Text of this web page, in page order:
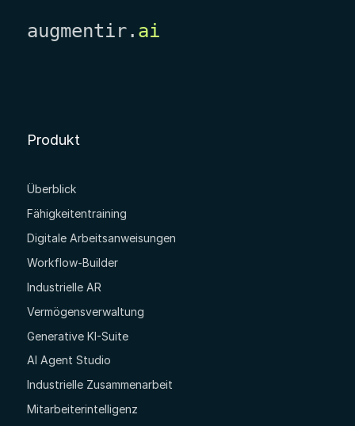
augmentir. ai
Produkt
Überblick
Fähigkeitentraining
Digitale Arbeitsanweisungen
Workflow-Builder
Industrielle AR
Vermögensverwaltung
Generative KI-Suite
AI Agent Studio
Industrielle Zusammenarbeit
Mitarbeiterintelligenz